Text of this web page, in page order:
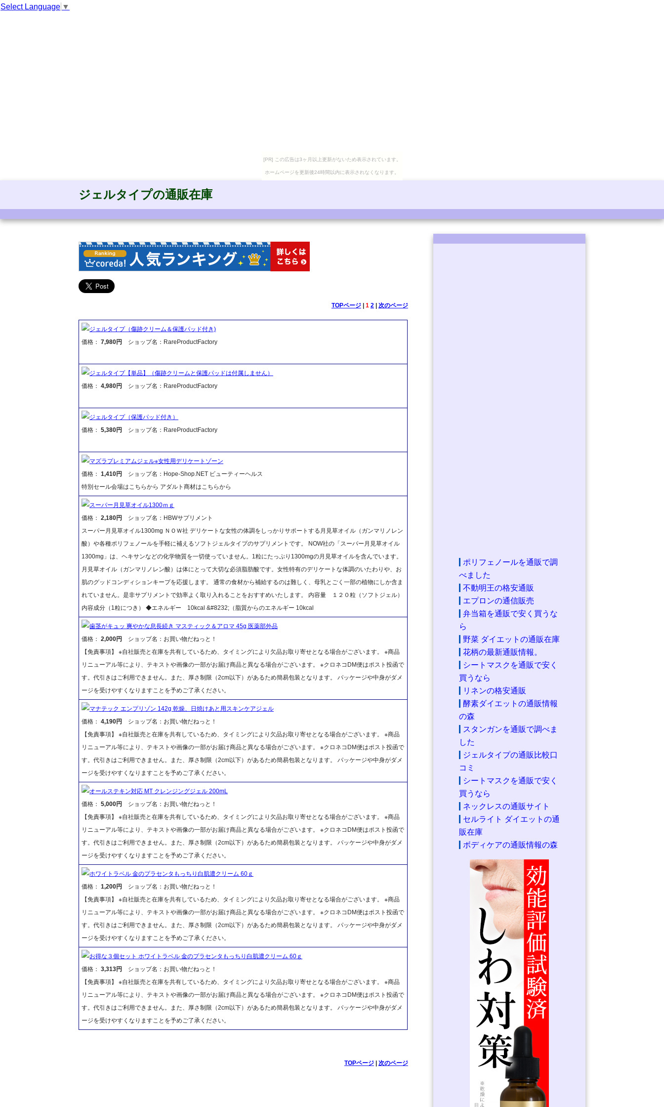
Select Language ▼
[PR] この広告は3ヶ月以上更新がないため表示されています。
ホームページを更新後24時間以内に表示されなくなります。
ジェルタイプの通販在庫
TOPページ| 1 2| 次のページ
ジェルタイプ（傷跡クリーム＆保護パッド付き)
価格： 7,980円 ショップ名：RareProductFactory
ジェルタイプ【単品】（傷跡クリームと保護パッドは付属しません）
価格： 4,980円 ショップ名：RareProductFactory
ジェルタイプ（保護パッド付き）
価格： 5,380円 ショップ名：RareProductFactory
マズラプレミアムジェル※女性用デリケートゾーン
価格： 1,410円
ショップ名：Hope-Shop.NET ビューティーヘルス
特別セール会場はこちらから アダルト商材はこちらから
スーパー月見草オイル1300ｍｇ
価格： 2,180円
ショップ名：HBWサプリメント
スーパー月見草オイル1300mg ＮＯＷ社 デリケートな女性の体調をしっかりサポートする月見草オイル（ガンマリノレン
酸）や各種ポリフェノールを手軽に補えるソフトジェルタイプのサプリメントです。 NOW社の「スーパー月見草オイル
1300mg」は、ヘキサンなどの化学物質を一切使っていません。1粒にたっぷり1300mgの月見草オイルを含んでいます。
月見草オイル（ガンマリノレン酸）は体にとって大切な必須脂肪酸です。女性特有のデリケートな体調のいたわりや、お
肌のグッドコンディションキープを応援します。 通常の食材から補給するのは難しく、母乳とごく一部の植物にしか含ま
れていません。是非サプリメントで効率よく取り入れることをおすすめいたします。 内容量 １２０粒（ソフトジェル）
内容成分（1粒につき） ◆エネルギー 10kcal &#8232;（脂質からのエネルギー 10kcal
歯茎がキュッ 爽やかな息長続き マスティック＆アロマ 45g 医薬部外品
価格： 2,000円
ショップ名：お買い物だねっと！
【免責事項】 ※自社販売と在庫を共有しているため、タイミングにより欠品お取り寄せとなる場合がございます。 ※商品
リニューアル等により、テキストや画像の一部がお届け商品と異なる場合がございます。 ※クロネコDM便はポスト投函で
す。代引きはご利用できません。また、厚さ制限（2cm以下）があるため簡易包装となります。 パッケージや中身がダメ
ージを受けやすくなりますことを予めご了承ください。
マナテック エンプリゾン 142g 乾燥、日焼けあと用スキンケアジェル
価格： 4,190円
ショップ名：お買い物だねっと！
【免責事項】 ※自社販売と在庫を共有しているため、タイミングにより欠品お取り寄せとなる場合がございます。 ※商品
リニューアル等により、テキストや画像の一部がお届け商品と異なる場合がございます。 ※クロネコDM便はポスト投函で
す。代引きはご利用できません。また、厚さ制限（2cm以下）があるため簡易包装となります。 パッケージや中身がダメ
ージを受けやすくなりますことを予めご了承ください。
オールステキン対応 MT クレンジングジェル 200mL
価格： 5,000円
ショップ名：お買い物だねっと！
【免責事項】 ※自社販売と在庫を共有しているため、タイミングにより欠品お取り寄せとなる場合がございます。 ※商品
リニューアル等により、テキストや画像の一部がお届け商品と異なる場合がございます。 ※クロネコDM便はポスト投函で
す。代引きはご利用できません。また、厚さ制限（2cm以下）があるため簡易包装となります。 パッケージや中身がダメ
ージを受けやすくなりますことを予めご了承ください。
ホワイトラベル 金のプラセンタもっちり白肌濃クリーム 60ｇ
価格： 1,200円
ショップ名：お買い物だねっと！
【免責事項】 ※自社販売と在庫を共有しているため、タイミングにより欠品お取り寄せとなる場合がございます。 ※商品
リニューアル等により、テキストや画像の一部がお届け商品と異なる場合がございます。 ※クロネコDM便はポスト投函で
す。代引きはご利用できません。また、厚さ制限（2cm以下）があるため簡易包装となります。 パッケージや中身がダメ
ージを受けやすくなりますことを予めご了承ください。
お得な３個セット ホワイトラベル 金のプラセンタもっちり白肌濃クリーム 60ｇ
価格： 3,313円
ショップ名：お買い物だねっと！
【免責事項】 ※自社販売と在庫を共有しているため、タイミングにより欠品お取り寄せとなる場合がございます。 ※商品
リニューアル等により、テキストや画像の一部がお届け商品と異なる場合がございます。 ※クロネコDM便はポスト投函で
す。代引きはご利用できません。また、厚さ制限（2cm以下）があるため簡易包装となります。 パッケージや中身がダメ
ージを受けやすくなりますことを予めご了承ください。
TOPページ| 次のページ
ポリフェノールを通販で調
べました
不動明王の格安通販
エプロンの通信販売
弁当箱を通販で安く買うな
ら
野菜 ダイエットの通販在庫
花柄の最新通販情報。
シートマスクを通販で安く
買うなら
リネンの格安通販
酵素ダイエットの通販情報
の森
スタンガンを通販で調べま
した
ジェルタイプの通販比較口
コミ
シートマスクを通販で安く
買うなら
ネックレスの通販サイト
セルライト ダイエットの通
販在庫
ボディケアの通販情報の森